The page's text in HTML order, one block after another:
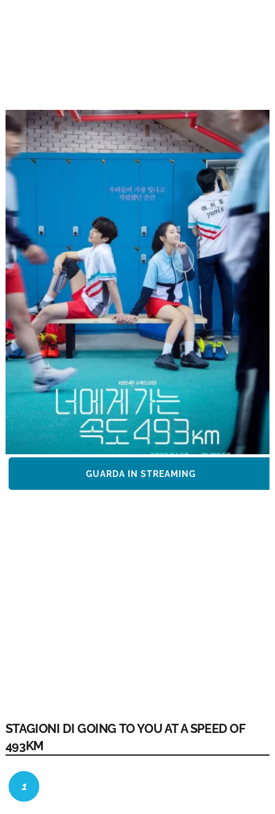
GUARDA IN STREAMING
STAGIONI DI GOING TO YOU AT A SPEED OF
493KM
1